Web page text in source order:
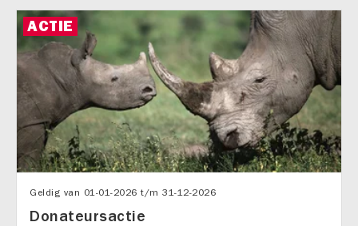
ACTIE
Geldig van 01-01-2026 t/m 31-12-2026
Donateursactie